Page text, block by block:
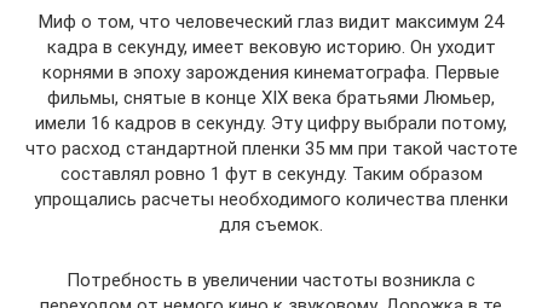
Миф о том, что человеческий глаз видит максимум 24
кадра в секунду, имеет вековую историю. Он уходит
корнями в эпоху зарождения кинематографа. Первые
фильмы, снятые в конце XIX века братьями Люмьер,
имели 16 кадров в секунду. Эту цифру выбрали потому,
что расход стандартной пленки 35 мм при такой частоте
составлял ровно 1 фут в секунду. Таким образом
упрощались расчеты необходимого количества пленки
для съемок.
Потребность в увеличении частоты возникла с